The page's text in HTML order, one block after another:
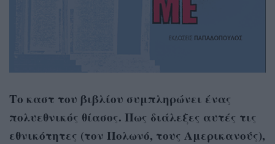
Το καστ του βιβλίου συμπληρώνει ένας
πολυεθνικός θίασος. Πως διάλεξες αυτές τις
εθνικότητες (τον Πολωνό, τους Αμερικανούς),